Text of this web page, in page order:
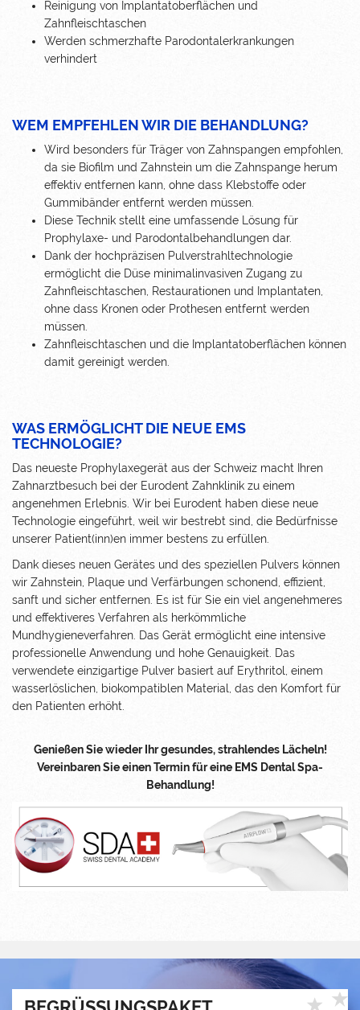
Reinigung von Implantatoberflächen und
Zahnfleischtaschen
Werden schmerzhafte Parodontalerkrankungen
verhindert
WEM EMPFEHLEN WIR DIE BEHANDLUNG?
Wird besonders für Träger von Zahnspangen empfohlen,
da sie Biofilm und Zahnstein um die Zahnspange herum
effektiv entfernen kann, ohne dass Klebstoffe oder
Gummibänder entfernt werden müssen.
Diese Technik stellt eine umfassende Lösung für
Prophylaxe- und Parodontalbehandlungen dar.
Dank der hochpräzisen Pulverstrahltechnologie
ermöglicht die Düse minimalinvasiven Zugang zu
Zahnfleischtaschen, Restaurationen und Implantaten,
ohne dass Kronen oder Prothesen entfernt werden
müssen.
Zahnfleischtaschen und die Implantatoberflächen können
damit gereinigt werden.
WAS ERMÖGLICHT DIE NEUE EMS
TECHNOLOGIE?
Das neueste Prophylaxegerät aus der Schweiz macht Ihren
Zahnarztbesuch bei der Eurodent Zahnklinik zu einem
angenehmen Erlebnis. Wir bei Eurodent haben diese neue
Technologie eingeführt, weil wir bestrebt sind, die Bedürfnisse
unserer Patient(inn)en immer bestens zu erfüllen.
Dank dieses neuen Gerätes und des speziellen Pulvers können
wir Zahnstein, Plaque und Verfärbungen schonend, effizient,
sanft und sicher entfernen. Es ist für Sie ein viel angenehmeres
und effektiveres Verfahren als herkömmliche
Mundhygieneverfahren. Das Gerät ermöglicht eine intensive
professionelle Anwendung und hohe Genauigkeit. Das
verwendete einzigartige Pulver basiert auf Erythritol, einem
wasserlöslichen, biokompatiblen Material, das den Komfort für
den Patienten erhöht.
Genießen Sie wieder Ihr gesundes, strahlendes Lächeln!
Vereinbaren Sie einen Termin für eine EMS Dental Spa-
Behandlung!